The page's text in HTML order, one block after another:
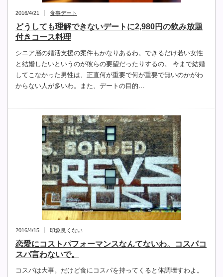
2016/4/21 食事デート
どうしても理解できないデートに2,980円の飲み放題
付きコース料理
シニア層の婚活支援の案件もかなりあるわ。できるだけ若い女性
と結婚したいというのが彼らの要望だったりするの。 今まで結婚
してこなかった男性は、正直何が重要で何が重要で無いのかがわ
からない人が多いわ。また、デートの目的…
2016/4/15 印象良くない
恋愛にコストパフォーマンスなんてないわ。コスパコ
スパ言わないで。
コスパは大事。だけど食にコスパを持ってくると体調壊すわよ。